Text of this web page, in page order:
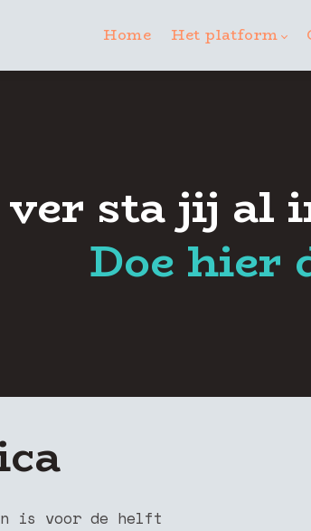
Home Het platform
ver sta jij al
Doe hier
is voor de helft